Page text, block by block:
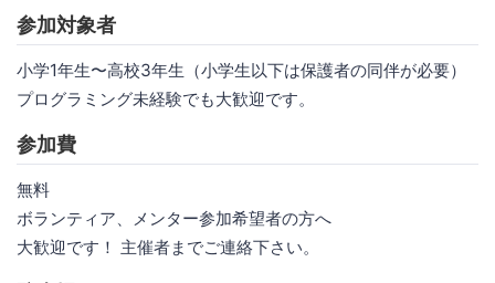
参加対象者
小学1年生〜高校3年生（小学生以下は保護者の同伴が必要）
プログラミング未経験でも大歓迎です。
参加費
無料
ボランティア、メンター参加希望者の方へ
大歓迎です！ 主催者までご連絡下さい。